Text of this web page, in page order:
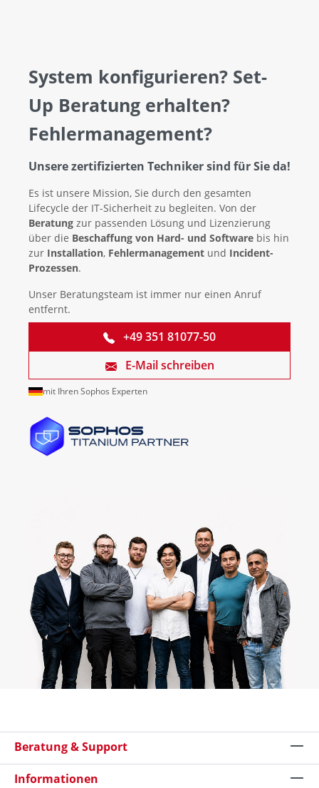
System konfigurieren? Set-
Up Beratung erhalten?
Fehlermanagement?
Unsere zertifizierten Techniker sind für Sie da!
Es ist unsere Mission, Sie durch den gesamten
Lifecycle der IT-Sicherheit zu begleiten. Von der
Beratung zur passenden Lösung und Lizenzierung
über die Beschaffung von Hard- und Software bis hin
zur Installation, Fehlermanagement und Incident-
Prozessen.
Unser Beratungsteam ist immer nur einen Anruf
entfernt.
+49 351 81077-50
E-Mail schreiben
mit Ihren Sophos Experten
Beratung & Support
Informationen